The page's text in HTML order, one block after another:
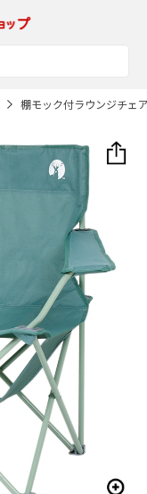
棚モック付ラウンジチェ